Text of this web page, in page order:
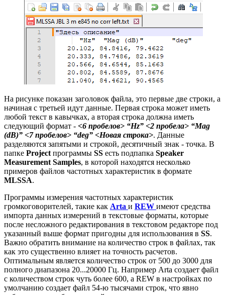
На рисунке показан заголовок файла, это первые две строки, а
начиная с третьей идут данные. Первая строка может иметь
любой текст в кавычках, а вторая строка должна иметь
следующий формат - <6 пробелов> “Hz” <2 пробела> “Mag
(dB)” <7 пробелов> “deg” <Новая строка>. Данные
разделяются запятыми и строкой, десятичный знак - точка. В
папке Project программы SS есть подпапка Speaker
Measurement Samples, в которой находятся несколько
примеров файлов частотных характеристик в формате
MLSSA.
Программы измерения частотных характеристик
громкоговорителей, такие как Arta и REW имеют средства
импорта данных измерений в текстовые форматы, которые
после несложного редактирования в текстовом редакторе под
указанный выше формат пригодны для использования в SS.
Важно обратить внимание на количество строк в файлах, так
как это существенно влияет на точность расчетов.
Оптимальным является количество строк от 500 до 3000 для
полного диапазона 20...20000 Гц. Например Arta создает файл
с количеством строк чуть более 600, а REW в настройках по
умолчанию создает файл 54-ю тысячами строк, что явно